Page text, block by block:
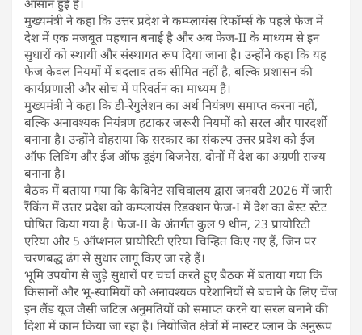
मुख्यमंत्री ने कहा कि उत्तर प्रदेश ने कम्प्लायंस रिफॉर्म्स के पहले फेज में
देश में एक मजबूत पहचान बनाई है और अब फेज-II के माध्यम से इन
सुधारों को स्थायी और संस्थागत रूप दिया जाना है। उन्होंने कहा कि यह
फेज केवल नियमों में बदलाव तक सीमित नहीं है, बल्कि प्रशासन की
कार्यप्रणाली और सोच में परिवर्तन का माध्यम है।
मुख्यमंत्री ने कहा कि डी-रेगुलेशन का अर्थ नियंत्रण समाप्त करना नहीं,
बल्कि अनावश्यक नियंत्रण हटाकर जरूरी नियमों को सरल और पारदर्शी
बनाना है। उन्होंने दोहराया कि सरकार का संकल्प उत्तर प्रदेश को ईज
ऑफ लिविंग और ईज ऑफ डूइंग बिजनेस, दोनों में देश का अग्रणी राज्य
बनाना है।
बैठक में बताया गया कि कैबिनेट सचिवालय द्वारा जनवरी 2026 में जारी
रैंकिंग में उत्तर प्रदेश को कम्प्लायंस रिडक्शन फेज-I में देश का बेस्ट स्टेट
घोषित किया गया है। फेज-II के अंतर्गत कुल 9 थीम, 23 प्रायोरिटी
एरिया और 5 ऑप्शनल प्रायोरिटी एरिया चिन्हित किए गए हैं, जिन पर
चरणबद्ध ढंग से सुधार लागू किए जा रहे हैं।
भूमि उपयोग से जुड़े सुधारों पर चर्चा करते हुए बैठक में बताया गया कि
किसानों और भू-स्वामियों को अनावश्यक परेशानियों से बचाने के लिए चेंज
इन लैंड यूज जैसी जटिल अनुमतियों को समाप्त करने या सरल बनाने की
दिशा में काम किया जा रहा है। नियोजित क्षेत्रों में मास्टर प्लान के अनुरूप